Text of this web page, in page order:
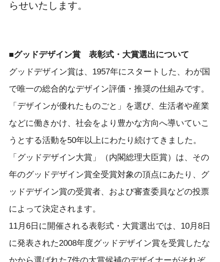
らせいたします。
■グッドデザイン賞 表彰式・大賞選出について
グッドデザイン賞は、1957年にスタートした、わが国
で唯一の総合的なデザイン評価・推奨の仕組みです。
「デザインが優れたものごと」を選び、生活者や産業
などに働きかけ、社会をより豊かな方向へ導いていこ
うとする活動を50年以上にわたり続けてきました。
「グッドデザイン大賞」（内閣総理大臣賞）は、その
年のグッドデザイン賞全受賞対象の頂点にあたり、グ
ッドデザイン賞の受賞者、および審査委員などの投票
によって決定されます。
11月6日に開催される表彰式・大賞選出では、10月8日
に発表された2008年度グッドデザイン賞を受賞したな